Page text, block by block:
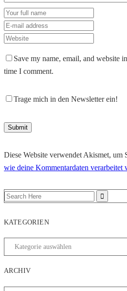
Save my name, email, and website
time I comment.
Trage mich in den Newsletter ein!
Diese Website verwendet Akismet, um
wie deine Kommentardaten verarbeitet
KATEGORIEN
ARCHIV